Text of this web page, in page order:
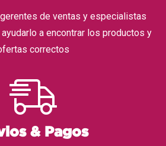
de ventas y especialistas
a encontrar los productos y
correctos
& Pagos